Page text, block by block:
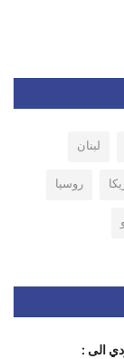
لبنان
روسيا
الى :